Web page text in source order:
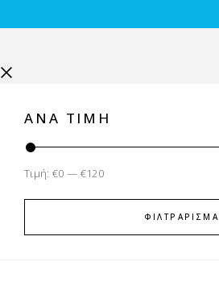
ΑΝΑ ΤΙΜΉ
ΦΙΛΤΡΆΡΙΣΜΑ
Τιμή: €0 — €120